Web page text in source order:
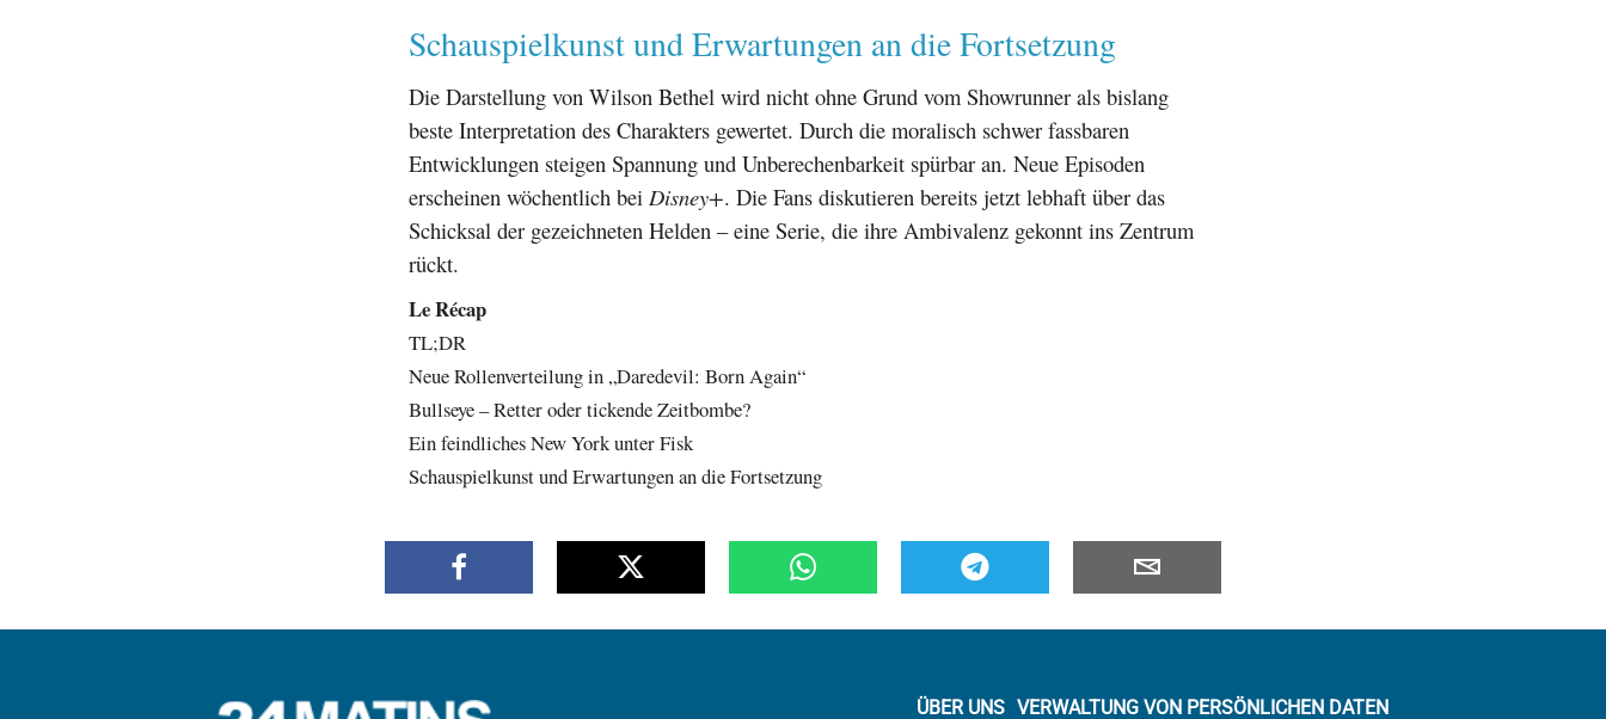
Schauspielkunst und Erwartungen an die Fortsetzung
Die Darstellung von Wilson Bethel wird nicht ohne Grund vom Showrunner als bislang
beste Interpretation des Charakters gewertet. Durch die moralisch schwer fassbaren
Entwicklungen steigen Spannung und Unberechenbarkeit spürbar an. Neue Episoden
erscheinen wöchentlich bei Disney+. Die Fans diskutieren bereits jetzt lebhaft über das
Schicksal der gezeichneten Helden – eine Serie, die ihre Ambivalenz gekonnt ins Zentrum
rückt.
Le Récap
TL;DR
Neue Rollenverteilung in „Daredevil: Born Again“
Bullseye – Retter oder tickende Zeitbombe?
Ein feindliches New York unter Fisk
Schauspielkunst und Erwartungen an die Fortsetzung
ÜBER UNS VERWALTUNG VON PERSÖNLICHEN DATEN